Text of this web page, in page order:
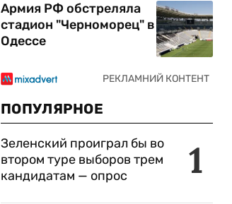
Армия РФ обстреляла
стадион "Черноморец" в
Одессе
ПОПУЛЯРНОЕ
1
Зеленский проиграл бы во
втором туре выборов трем
кандидатам — опрос